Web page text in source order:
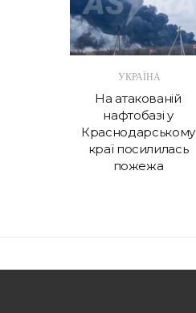
УКРАЇНА
На атакованій
нафтобазі у
Краснодарському
краї посилилась
пожежа